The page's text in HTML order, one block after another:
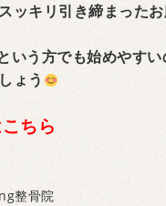
ッキリ引き締まった
いう方でも始めやす
ょう
ちら
整骨院